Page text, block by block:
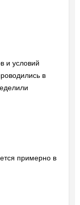
и условий
в
примерно в